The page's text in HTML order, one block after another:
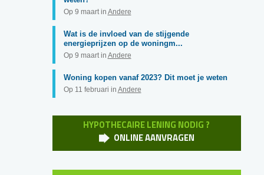
Op 9 maart in Andere
Wat is de invloed van de stijgende
energieprijzen op de woningm...
Op 9 maart in Andere
Woning kopen vanaf 2023? Dit moet je weten
Op 11 februari in Andere
HYPOTHECAIRE LENING NODIG ?
ONLINE AANVRAGEN